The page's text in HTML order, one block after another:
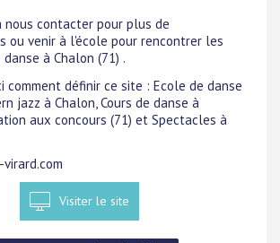
nous contacter pour plus de
ou venir à l'école pour rencontrer les
à Chalon (71) .
comment définir ce site : Ecole de danse
jazz à Chalon, Cours de danse à
aux concours (71) et Spectacles à
Visiter le site